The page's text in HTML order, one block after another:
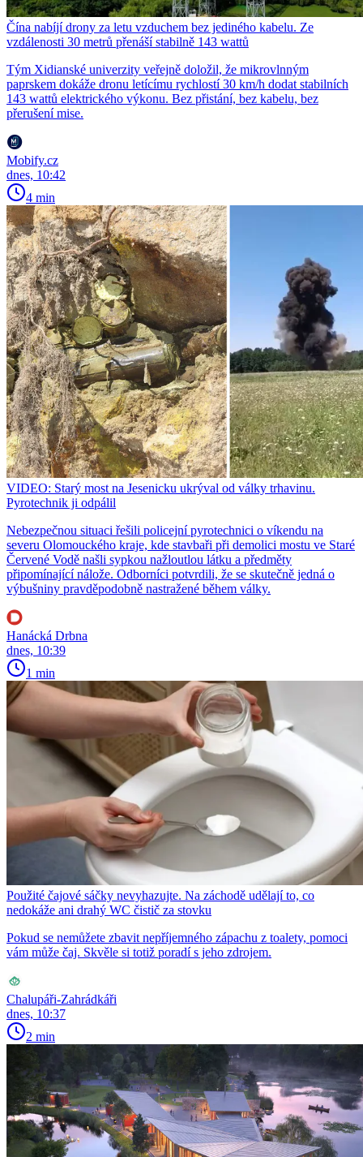
Čína nabíjí drony za letu vzduchem bez jediného kabelu. Ze
vzdálenosti 30 metrů přenáší stabilně 143 wattů
Tým Xidianské univerzity veřejně doložil, že mikrovlnným
paprskem dokáže dronu letícímu rychlostí 30 km/h dodat stabilních
143 wattů elektrického výkonu. Bez přistání, bez kabelu, bez
přerušení mise.
Mobify.cz
dnes, 10:42
4 min
VIDEO: Starý most na Jesenicku ukrýval od války trhavinu.
Pyrotechnik ji odpálil
Nebezpečnou situaci řešili policejní pyrotechnici o víkendu na
severu Olomouckého kraje, kde stavbaři při demolici mostu ve Staré
Červené Vodě našli sypkou nažloutlou látku a předměty
připomínající nálože. Odborníci potvrdili, že se skutečně jedná o
výbušniny pravděpodobně nastražené během války.
Hanácká Drbna
dnes, 10:39
1 min
Použité čajové sáčky nevyhazujte. Na záchodě udělají to, co
nedokáže ani drahý WC čistič za stovku
Pokud se nemůžete zbavit nepříjemného zápachu z toalety, pomoci
vám může čaj. Skvěle si totiž poradí s jeho zdrojem.
Chalupáři-Zahrádkáři
dnes, 10:37
2 min